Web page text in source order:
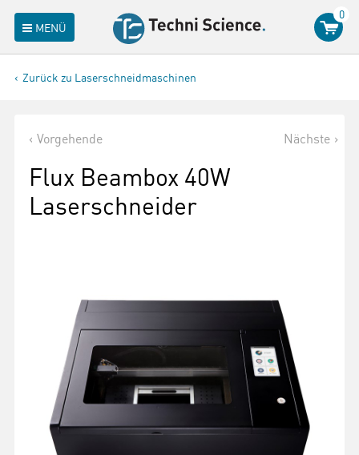
MENÜ
0
Zurück zu Laserschneidmaschinen
Vorgehende Nächste
Flux Beambox 40W
Laserschneider